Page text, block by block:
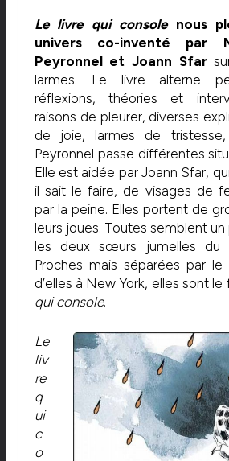
Le livre qui consolenous
univers co-inventé par
Peyronnel et Joann Sfar
larmes. Le livre alterne
réflexions, théories et
raisons de pleurer, diverses
de joie, larmes de
Peyronnel passe différentes
Elle est aidée par Joann Sfar,
il sait le faire, de visages de
par la peine. Elles portent de
leurs joues. Toutes semblent
les deux sœurs jumelles du
Proches mais séparées par le
d’elles à New York, elles sont le
qui console.
Le
liv
re
q
ui
c
o